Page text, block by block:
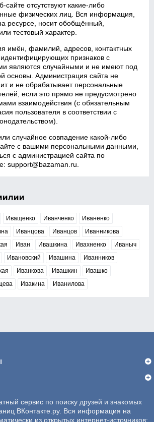
отсутствуют какие‑либо
физических лиц. Вся информация,
ресурсе, носит обобщённый,
тестовый характер.
имён, фамилий, адресов, контактных
признаков с
являются случайными и не имеют под
основы. Администрация сайта не
и не обрабатывает персональные
если это прямо не предусмотрено
взаимодействия (с обязательным
пользователя в соответствии с
случайное совпадение какой‑либо
с вашими персональными данными,
с администрацией сайта по
support@bazaman.ru
Иващенко Иванченко
Иваненко
Иванцова Иванцов
Иванникова
Иван Ивашкина Ивахненко
Иваныч
Ивановский Ивашина
Иванников
Иванкова Ивашкин
Ивашко
Ивакина Иванилова
сервис по поиску друзей и знакомых
ВКонтакте.ру. Вся информация на
из открытых интернет-источников: